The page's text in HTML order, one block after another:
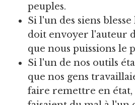
peuples.
Si l'un des siens
doit envoyer l'auteur
que nous puissions le
Si l'un de nos outils
que nos gens
faire remettre en état,